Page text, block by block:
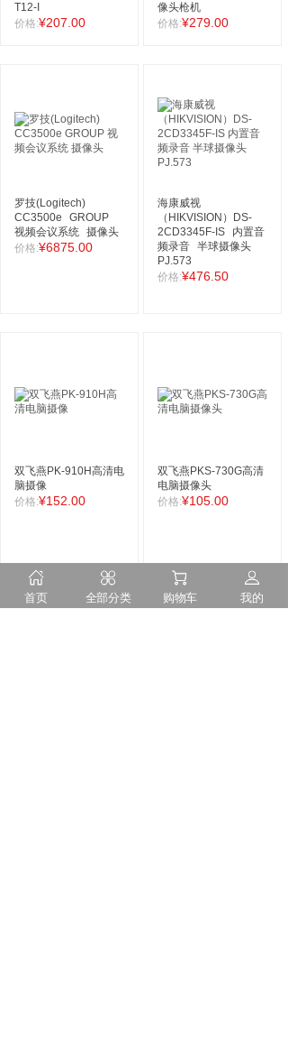
T12-I
价格:¥207.00
像头枪机
价格:¥279.00
罗技(Logitech)
CC3500e
GROUP
视频会议系统 摄像头
价格:¥6875.00
海康威视
（HIKVISION）DS-
2CD3345F-IS
内置音
频录音 半球摄像头
PJ.573
价格:¥476.50
双飞燕PK-910H高清电
脑摄像
价格:¥152.00
双飞燕PKS-730G高清
电脑摄像头
价格:¥105.00
首页 全部分类 购物车 我的